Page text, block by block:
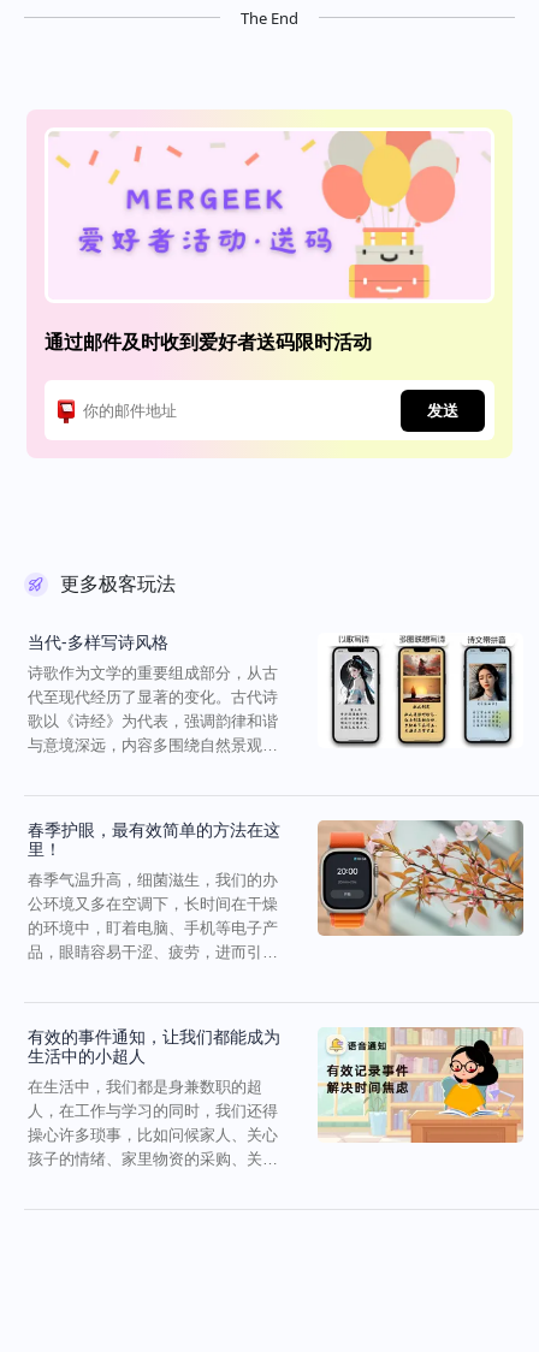
The End
通过邮件及时收到爱好者送码限时活动
发送
更多极客玩法
当代-多样写诗风格
诗歌作为文学的重要组成部分，从古
代至现代经历了显著的变化。古代诗
歌以《诗经》为代表，强调韵律和谐
与意境深远，内容多围绕自然景观与
春季护眼，最有效简单的方法在这
里！
春季气温升高，细菌滋生，我们的办
公环境又多在空调下，长时间在干燥
的环境中，盯着电脑、手机等电子产
品，眼睛容易干涩、疲劳，进而引发
有效的事件通知，让我们都能成为
生活中的小超人
在生活中，我们都是身兼数职的超
人，在工作与学习的同时，我们还得
操心许多琐事，比如问候家人、关心
孩子的情绪、家里物资的采购、关键